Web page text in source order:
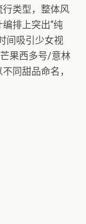
类型，整体风
排上突出“纯
间吸引少女视
果西多号/意林
同甜品命名，